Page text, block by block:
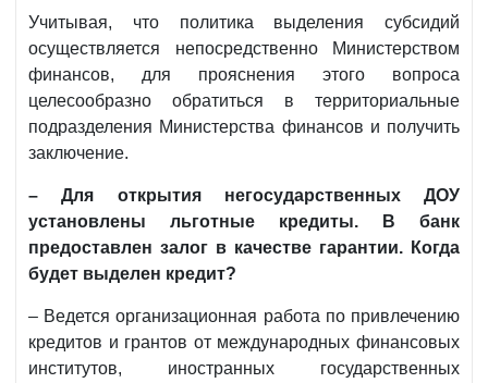
Учитывая, что политика выделения субсидий
осуществляется непосредственно Министерством
финансов, для прояснения этого вопроса
целесообразно обратиться в территориальные
подразделения Министерства финансов и получить
заключение.
– Для открытия негосударственных ДОУ
установлены льготные кредиты. В банк
предоставлен залог в качестве гарантии. Когда
будет выделен кредит?
– Ведется организационная работа по привлечению
кредитов и грантов от международных финансовых
институтов, иностранных государственных